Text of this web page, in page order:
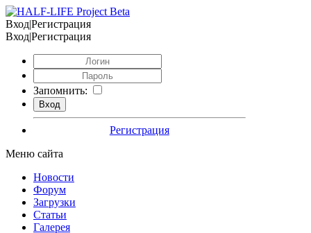
Вход|Регистрация
Вход|Регистрация
Запомнить:
Регистрация
Меню сайта
Новости
Форум
Загрузки
Статьи
Галерея